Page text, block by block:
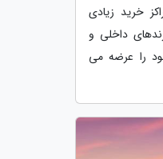
خرید زیادی
داخلی و
را عرضه می